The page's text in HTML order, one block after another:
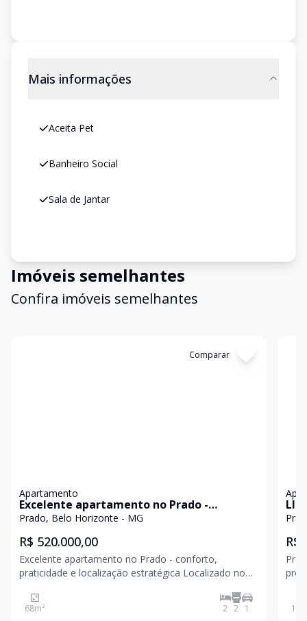
Mais informações
Aceita Pet
Banheiro Social
Sala de Jantar
Imóveis semelhantes
Confira imóveis semelhantes
Comparar
Apartamento
Excelente apartamento no Prado -
conforto, praticidade e localização
Prado, Belo Horizonte - MG
R$ 520.000,00
Excelente apartamento no Prado - conforto,
praticidade e localização estratégica Localizado no
de 68m² é ideal para quem busca conforto aliado às
facilidades urbanas. Em andar alto, o imóvel é bem
68m² 2 2 1
R$
interfone.
123